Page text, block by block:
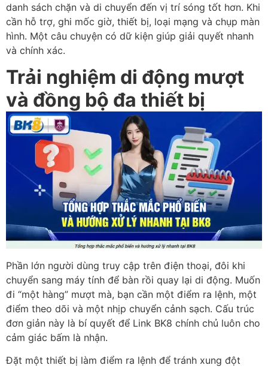
danh sách chặn và di chuyển đến vị trí sóng tốt hơn. Khi
cần hỗ trợ, ghi mốc giờ, thiết bị, loại mạng và chụp màn
hình. Một câu chuyện có dữ kiện giúp giải quyết nhanh
và chính xác.
Trải nghiệm di động mượt
và đồng bộ đa thiết bị
Phần lớn người dùng truy cập trên điện thoại, đôi khi
chuyển sang máy tính để bàn rồi quay lại di động. Muốn
đi “một hàng” mượt mà, bạn cần một điểm ra lệnh, một
điểm theo dõi và một nhịp chuyển cảnh sạch. Cấu trúc
đơn giản này là bí quyết để Link BK8 chính chủ luôn cho
cảm giác bấm là nhận.
Đặt một thiết bị làm điểm ra lệnh để tránh xung đột